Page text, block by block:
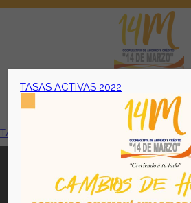
Menú
TASAS ACTIVAS 2022
Todos los derechos reservados.
reproducción del mismo sin
MARZO, 2026. Quito -
Desarrollado por
TASAS ACTIVAS 2022